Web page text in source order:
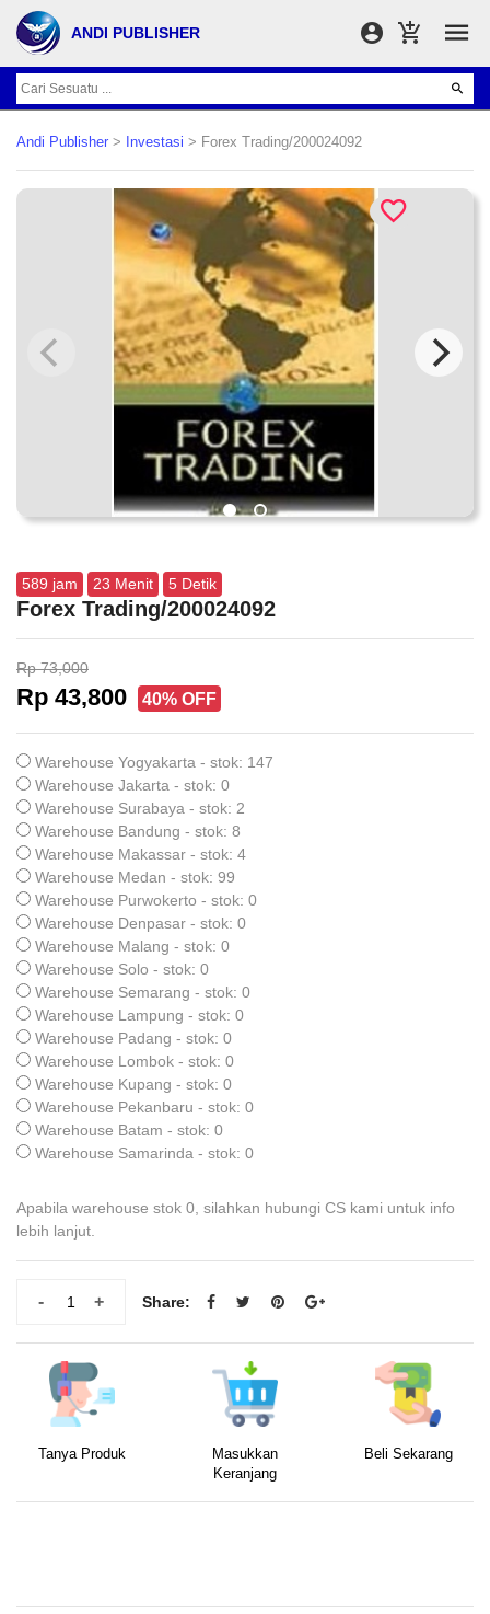
ANDI PUBLISHER
Andi Publisher > Investasi > Forex Trading/200024092
589 jam 23 Menit 4 Detik
Forex Trading/200024092
Rp 73,000
Rp 43,800 40% OFF
Warehouse Yogyakarta - stok: 147
Warehouse Jakarta - stok: 0
Warehouse Surabaya - stok: 2
Warehouse Bandung - stok: 8
Warehouse Makassar - stok: 4
Warehouse Medan - stok: 99
Warehouse Purwokerto - stok: 0
Warehouse Denpasar - stok: 0
Warehouse Malang - stok: 0
Warehouse Solo - stok: 0
Warehouse Semarang - stok: 0
Warehouse Lampung - stok: 0
Warehouse Padang - stok: 0
Warehouse Lombok - stok: 0
Warehouse Kupang - stok: 0
Warehouse Pekanbaru - stok: 0
Warehouse Batam - stok: 0
Warehouse Samarinda - stok: 0
Apabila warehouse stok 0, silahkan hubungi CS kami untuk info
lebih lanjut.
+
- Share:
Tanya Produk
Masukkan
Keranjang
Beli Sekarang